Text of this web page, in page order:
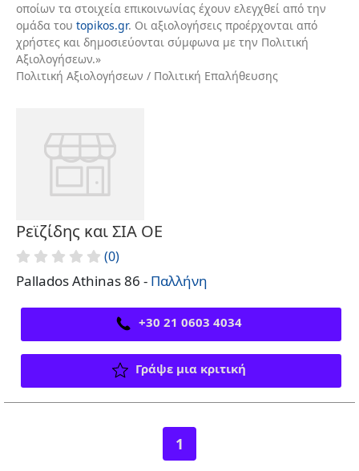
οποίων τα στοιχεία επικοινωνίας έχουν ελεγχθεί από την
ομάδα του topikos.gr. Οι αξιολογήσεις προέρχονται από
χρήστες και δημοσιεύονται σύμφωνα με την Πολιτική
Αξιολογήσεων.»
Πολιτική Αξιολογήσεων / Πολιτική Επαλήθευσης
Ρεϊζίδης και ΣΙΑ ΟΕ
(0)
Pallados Athinas 86 - Παλλήνη
+30 21 0603 4034
Γράψε μια κριτική
1